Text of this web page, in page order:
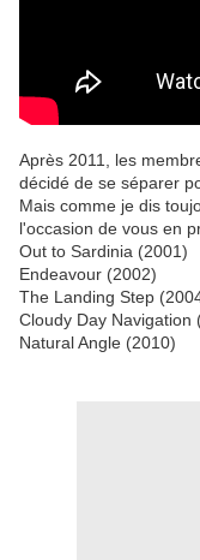
Après 2011, les
décidé de se séparer
Mais comme je dis
l'occasion de vous en
Out to Sardinia (2001)
Endeavour (2002)
The Landing Step
Cloudy Day Navigation
Natural Angle (2010)